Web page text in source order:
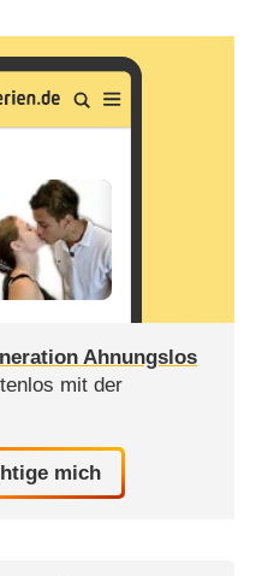
Ahnungslos
mit der
mich